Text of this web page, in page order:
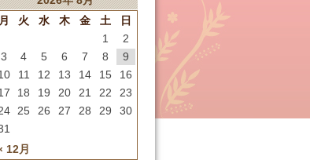
月
火 水 木 金 土 日
12月
1
2
3
4 5 6 7 8
9
11 12 13 14 15
16
18 19 20 21 22
23
25 26 27 28 29
30